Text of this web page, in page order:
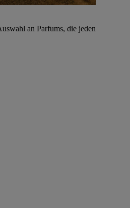
an Parfums, die jeden